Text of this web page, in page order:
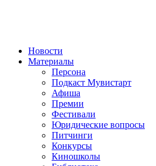
Новости
Материалы
Персона
Подкаст Мувистарт
Афиша
Премии
Фестивали
Юридические вопросы
Питчинги
Конкурсы
Киношколы